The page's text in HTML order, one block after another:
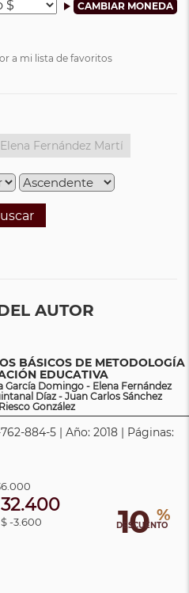
a mi lista de favoritos
AUTOR
BÁSICOS DE METODOLOGÍA
EDUCATIVA
García Domingo - Elena Fernández
Díaz - Juan Carlos Sánchez
González
884-5 | Año: 2018 | Páginas:
10 %
DESCUENTO
-3.600